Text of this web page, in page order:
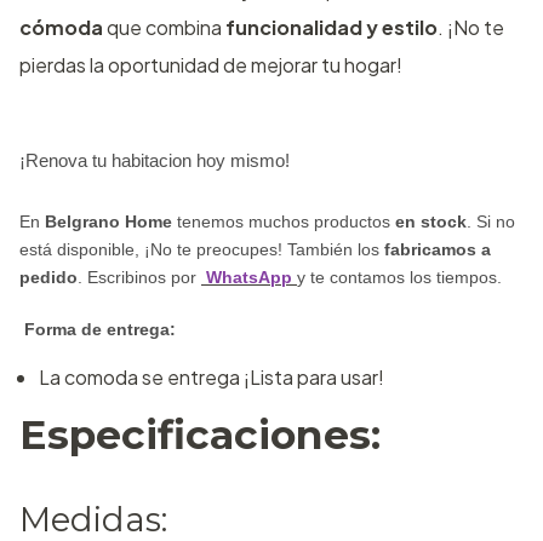
cómodaque combina funcionalidad y estilo. ¡No te
pierdas la oportunidad de mejorar tu hogar!
¡Renova tu habitacion hoy mismo!
En Belgrano Home tenemos muchos productos en stock . Si no
está disponible, ¡No te preocupes! También los fabricamos a
pedido . Escribinos por WhatsApp y te contamos los tiempos.
Forma de entrega:
La comoda se entrega ¡Lista para usar!
Especificaciones:
Medidas: